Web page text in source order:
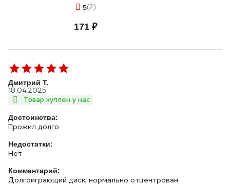
5(2)
171 ₽
Дмитрий Т.
18.04.2025
Товар куплен у нас
Достоинства:
Прожил долго
Недостатки:
Нет
Комментарий:
Долгоиграющий диск, нормально отцентрован